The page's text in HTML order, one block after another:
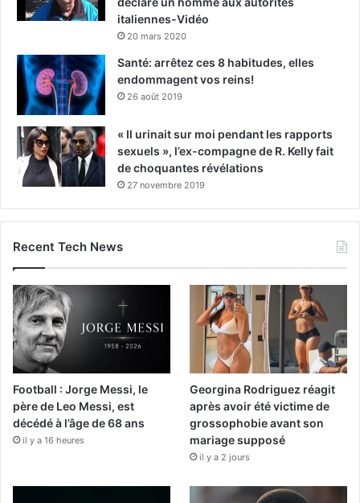
italiennes-Vidéo
20 mars 2020
Santé: arrêtez ces 8 habitudes, elles
endommagent vos reins!
26 août 2019
« Il urinait sur moi pendant les rapports
sexuels », l’ex-compagne de R. Kelly fait
de choquantes révélations
27 novembre 2019
Recent Tech News
Football : Jorge Messi, le
père de Leo Messi, est
décédé à l’âge de 68 ans
il y a 16 heures
Georgina Rodriguez réagit
après avoir été victime de
grossophobie avant son
mariage supposé
il y a 2 jours